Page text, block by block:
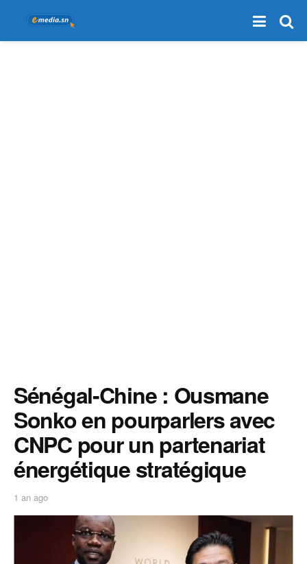
Sénégal-Chine : Ousmane
Sonko en pourparlers avec
CNPC pour un partenariat
énergétique stratégique
1 an ago